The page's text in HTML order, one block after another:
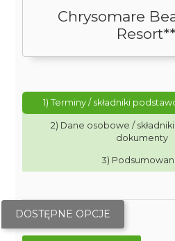
Chrysomare
1) Terminy / składniki
2) Dane osobowe /
dokumenty
3)
DOSTĘPNE OPCJE